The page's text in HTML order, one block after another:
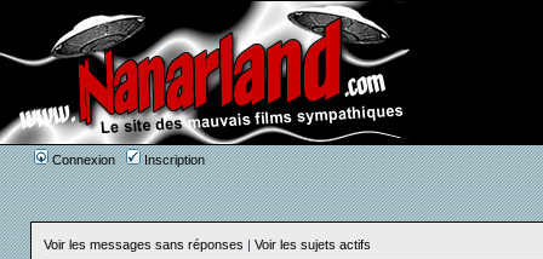
Connexion Inscription
Voir les messages sans réponses | Voir les sujets actifs